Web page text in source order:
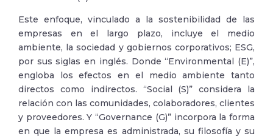
Este enfoque, vinculado a la sostenibilidad de las
empresas en el largo plazo, incluye el medio
ambiente, la sociedad y gobiernos corporativos; ESG,
por sus siglas en inglés. Donde “Environmental (E)”,
engloba los efectos en el medio ambiente tanto
directos como indirectos. “Social (S)” considera la
relación con las comunidades, colaboradores, clientes
y proveedores. Y “Governance (G)” incorpora la forma
en que la empresa es administrada, su filosofía y su